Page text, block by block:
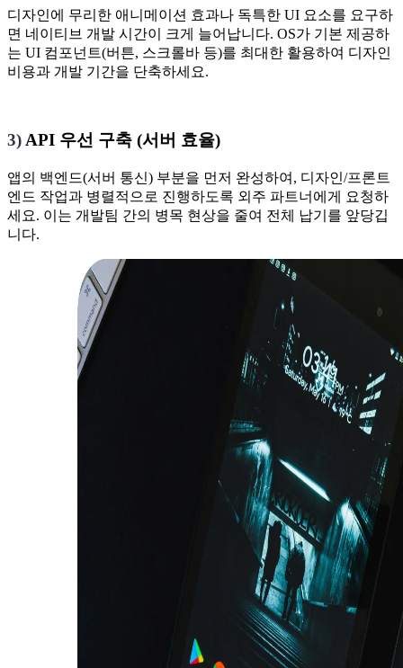
디자인에 무리한 애니메이션 효과나 독특한 UI 요소를 요구하
면 네이티브 개발 시간이 크게 늘어납니다. OS가 기본 제공하
는 UI 컴포넌트(버튼, 스크롤바 등)를 최대한 활용하여 디자인
비용과 개발 기간을 단축하세요.
3)API 우선 구축 (서버 효율)
앱의 백엔드(서버 통신) 부분을 먼저 완성하여, 디자인/프론트
엔드 작업과 병렬적으로 진행하도록 외주 파트너에게 요청하
세요. 이는 개발팀 간의 병목 현상을 줄여 전체 납기를 앞당깁
니다.